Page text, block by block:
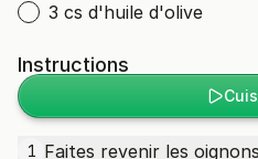
3 cs d'huile d'olive
Instructions
1 Faites revenir les